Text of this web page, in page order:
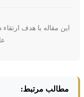
این مقاله با هدف
مطالب مرتبط: